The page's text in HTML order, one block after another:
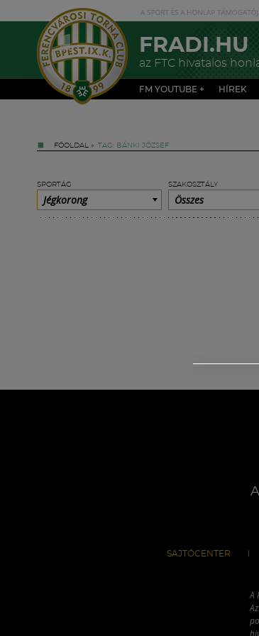
FRADI.HU
az FTC hivatalos
FM YOUTUBE + HÍREK
FŐOLDAL » TAG: BÁNKI JÓZSEF
SPORTÁG
Jégkorong
SZAKOSZTÁLY
Összes
SAJTÓCENTER
A